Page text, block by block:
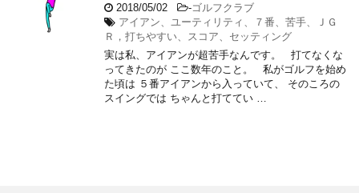
2018/05/02 -ゴルフクラブ
アイアン、ユーティリティ、７番、苦手、ＪＧ
Ｒ，打ちやすい、スコア、セッティング
実は私、アイアンが超苦手なんです。 打てなくな
ってきたのが ここ数年のこと。 私がゴルフを始め
た頃は ５番アイアンから入っていて、 そのころの
スイングでは ちゃんと打ててい …